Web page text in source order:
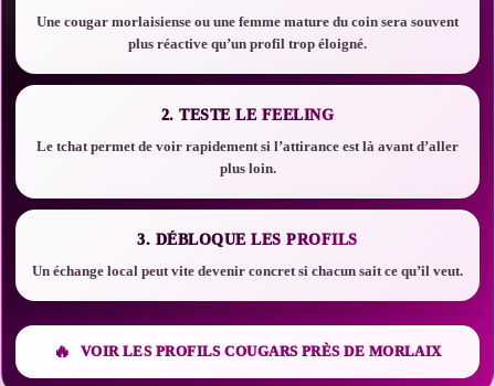
Une cougar morlaisiense ou une femme mature du coin sera souvent
plus réactive qu’un profil trop éloigné.
2. TESTE LE FEELING
Le tchat permet de voir rapidement si l’attirance est là avant d’aller
plus loin.
3. DÉBLOQUE LES PROFILS
Un échange local peut vite devenir concret si chacun sait ce qu’il veut.
VOIR LES PROFILS COUGARS PRÈS DE MORLAIX